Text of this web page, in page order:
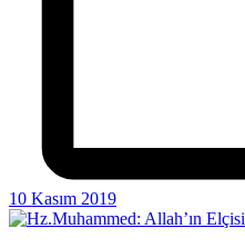
10 Kasım 2019